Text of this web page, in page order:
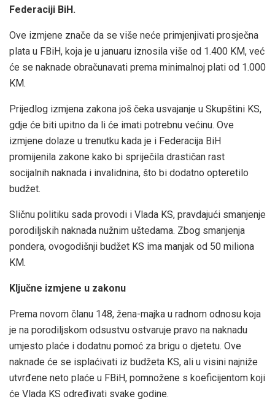
Federaciji BiH.
Ove izmjene znače da se više neće primjenjivati prosječna
plata u FBiH, koja je u januaru iznosila više od 1.400 KM, već
će se naknade obračunavati prema minimalnoj plati od 1.000
KM.
Prijedlog izmjena zakona još čeka usvajanje u Skupštini KS,
gdje će biti upitno da li će imati potrebnu većinu. Ove
izmjene dolaze u trenutku kada je i Federacija BiH
promijenila zakone kako bi spriječila drastičan rast
socijalnih naknada i invalidnina, što bi dodatno opteretilo
budžet.
Sličnu politiku sada provodi i Vlada KS, pravdajući smanjenje
porodiljskih naknada nužnim uštedama. Zbog smanjenja
pondera, ovogodišnji budžet KS ima manjak od 50 miliona
KM.
Ključne izmjene u zakonu
Prema novom članu 148, žena-majka u radnom odnosu koja
je na porodiljskom odsustvu ostvaruje pravo na naknadu
umjesto plaće i dodatnu pomoć za brigu o djetetu. Ove
naknade će se isplaćivati iz budžeta KS, ali u visini najniže
utvrđene neto plaće u FBiH, pomnožene s koeficijentom koji
će Vlada KS određivati svake godine.